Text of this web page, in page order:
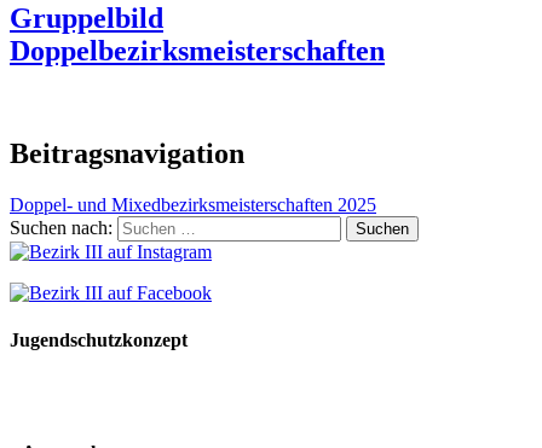
Gruppelbild
Doppelbezirksmeisterschaften
Beitragsnavigation
Doppel- und Mixedbezirksmeisterschaften 2025
Suchen nach:
Jugendschutzkonzept